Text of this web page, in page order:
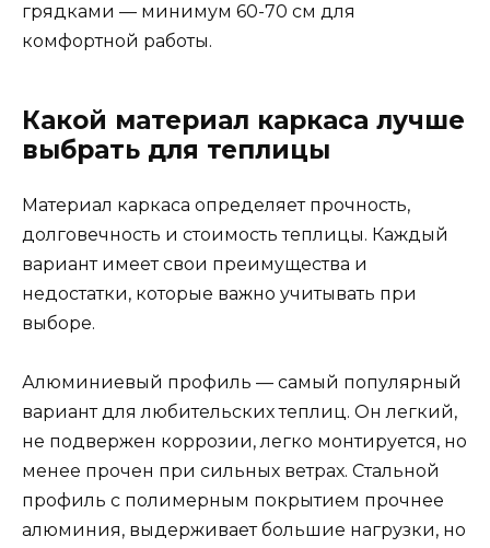
грядками — минимум 60-70 см для
комфортной работы.
Какой материал каркаса лучше
выбрать для теплицы
Материал каркаса определяет прочность,
долговечность и стоимость теплицы. Каждый
вариант имеет свои преимущества и
недостатки, которые важно учитывать при
выборе.
Алюминиевый профиль — самый популярный
вариант для любительских теплиц. Он легкий,
не подвержен коррозии, легко монтируется, но
менее прочен при сильных ветрах. Стальной
профиль с полимерным покрытием прочнее
алюминия, выдерживает большие нагрузки, но